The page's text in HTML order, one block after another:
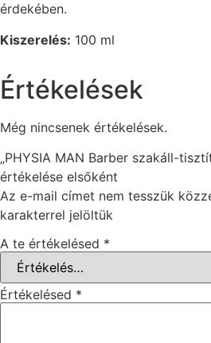
érdekében.
Kiszerelés: 100 ml
Értékelések
Még nincsenek értékelések.
„PHYSIA MAN Barber szakáll-
értékelése elsőként
Az e-mail címet nem tesszük
karakterrel jelöltük
A te értékelésed *
Értékelésed *